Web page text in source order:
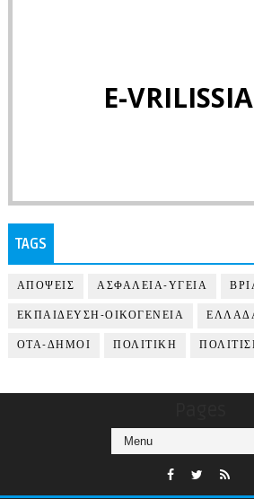
E-
TAGS
ΑΠΟΨΕΙΣ ΑΣΦΑΛΕΙΑ-ΥΓΕΙΑ
ΕΚΠΑΙΔΕΥΣΗ-ΟΙΚΟΓΕΝΕΙΑ
ΟΤΑ-ΔΗΜΟΙ ΠΟΛΙΤΙΚΗ